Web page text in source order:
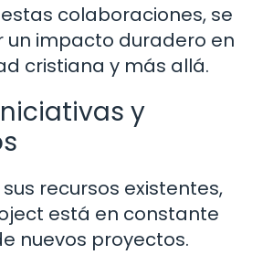
colaboraciones, se
un impacto duradero en
cristiana y más allá.
y
recursos existentes,
está en constante
nuevos proyectos.